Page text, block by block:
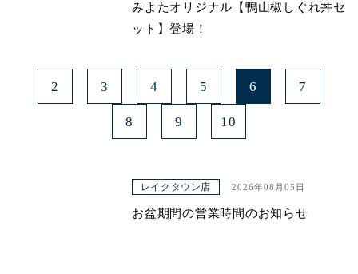
みよたオリジナル【鴨山椒しぐれ丼セ
ット】登場！
2 3 4 5 6 7
8 9 10
レイクタウン店 2026年08月05日
お盆期間の営業時間のお知らせ